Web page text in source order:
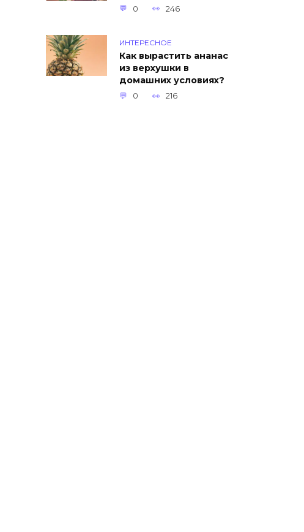
0 246
ИНТЕРЕСНОЕ
Как вырастить ананас
из верхушки в
домашних условиях?
0 216